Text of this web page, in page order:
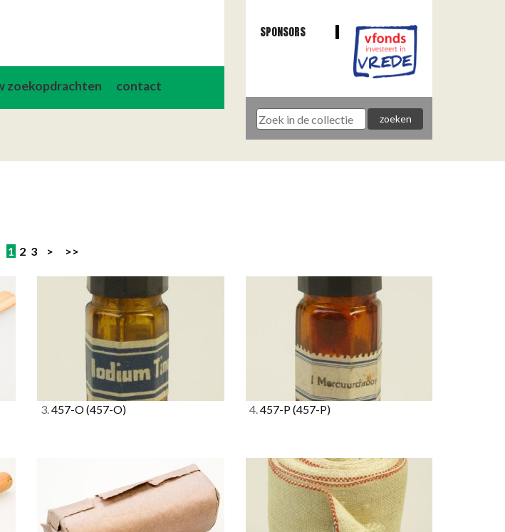
zoekopdrachten contact
SPONSORS
1 2 3 > >>
3.457-O(457-O) 4.457-P(457-P)